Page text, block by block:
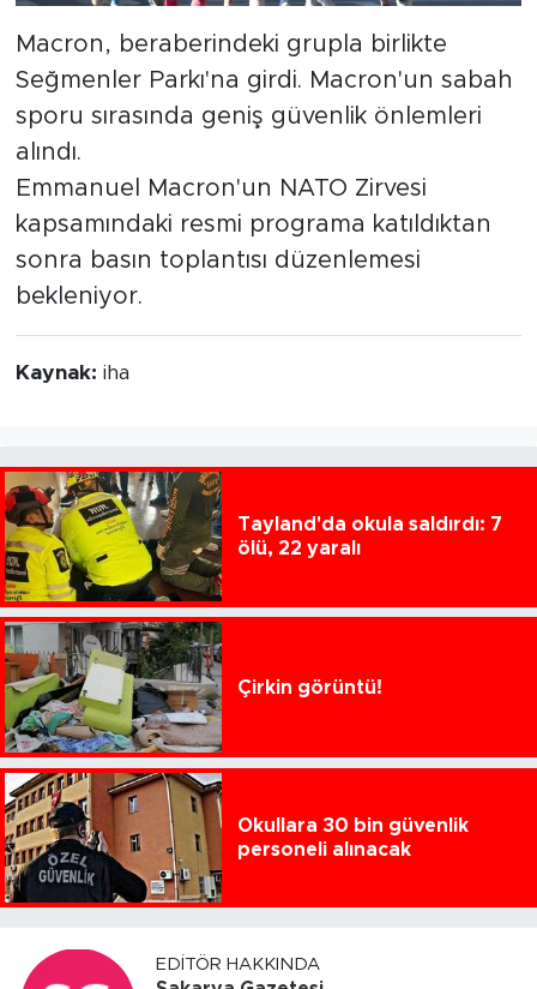
Macron, beraberindeki grupla birlikte
Seğmenler Parkı'na girdi. Macron'un sabah
sporu sırasında geniş güvenlik önlemleri
alındı.
Emmanuel Macron'un NATO Zirvesi
kapsamındaki resmi programa katıldıktan
sonra basın toplantısı düzenlemesi
bekleniyor.
Kaynak: iha
Tayland'da okula saldırdı: 7
ölü, 22 yaralı
Çirkin görüntü!
Okullara 30 bin güvenlik
personeli alınacak
EDITÖR HAKKINDA